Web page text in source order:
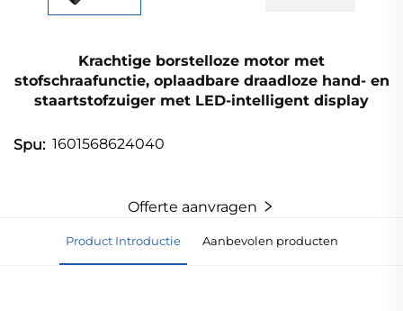
Krachtige borstelloze motor met
stofschraafunctie, oplaadbare draadloze hand- en
staartstofzuiger met LED-intelligent display
Spu: 1601568624040
Offerte aanvragen
Product Introductie Aanbevolen producten